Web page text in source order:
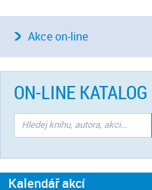
Akce on-line
ON-LINE KATALOG
Kalendář akcí